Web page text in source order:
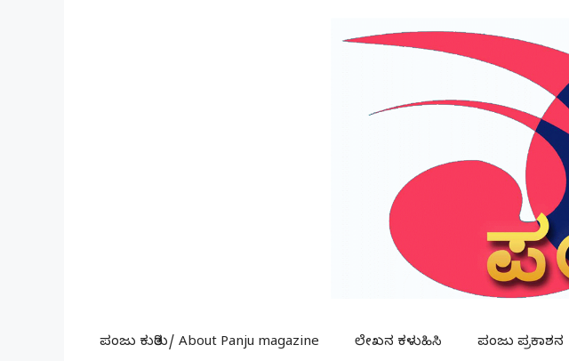
ಪಂಜು ಕುರಿತು/ About Panju magazine ಲೇಖನ ಕಳುಹಿಸಿ ಪಂಜು ಪ್ರಕಾಶನ